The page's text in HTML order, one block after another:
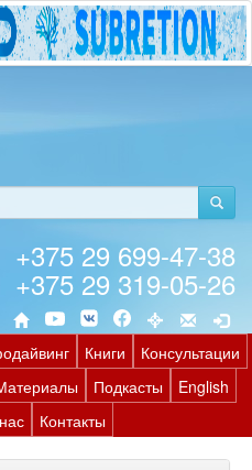
+375 29 699-47-38
+375 29 319-05-26
Книги
Консультации
Подкасты
English
Контакты